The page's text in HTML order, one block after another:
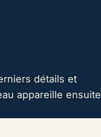
détails et
appareille ensuite